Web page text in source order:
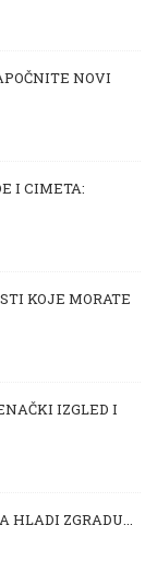
NOVI
I CIMETA:
KOJE MORATE
IZGLED I
HLADI ZGRADU...